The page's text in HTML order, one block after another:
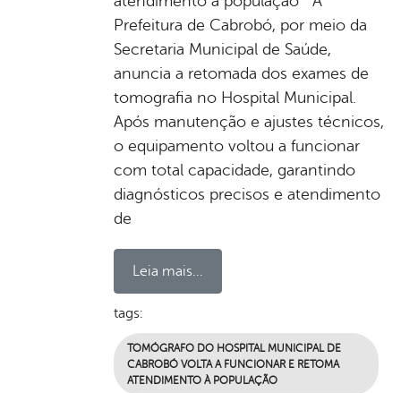
Prefeitura de Cabrobó, por meio da
Secretaria Municipal de Saúde,
anuncia a retomada dos exames de
tomografia no Hospital Municipal.
Após manutenção e ajustes técnicos,
o equipamento voltou a funcionar
com total capacidade, garantindo
diagnósticos precisos e atendimento
de
Leia mais...
tags:
TOMÓGRAFO DO HOSPITAL MUNICIPAL DE
CABROBÓ VOLTA A FUNCIONAR E RETOMA
ATENDIMENTO À POPULAÇÃO